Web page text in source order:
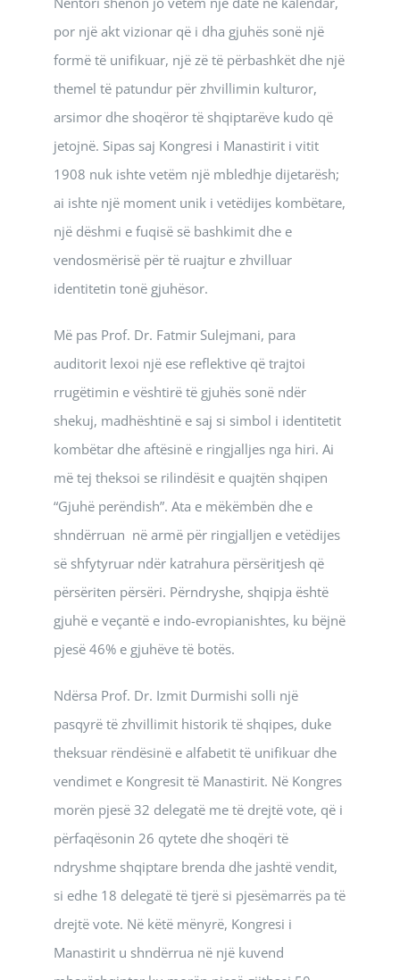
por një akt vizionar që i dha gjuhës sonë një
formë të unifikuar, një zë të përbashkët dhe një
themel të patundur për zhvillimin kulturor,
arsimor dhe shoqëror të shqiptarëve kudo që
jetojnë. Sipas saj Kongresi i Manastirit i vitit
1908 nuk ishte vetëm një mbledhje dijetarësh;
ai ishte një moment unik i vetëdijes kombëtare,
një dëshmi e fuqisë së bashkimit dhe e
vendosmërisë për të ruajtur e zhvilluar
identitetin tonë gjuhësor.
Më pas Prof. Dr. Fatmir Sulejmani, para
auditorit lexoi një ese reflektive që trajtoi
rrugëtimin e vështirë të gjuhës sonë ndër
shekuj, madhështinë e saj si simbol i identitetit
kombëtar dhe aftësinë e ringjalljes nga hiri. Ai
më tej theksoi se rilindësit e quajtën shqipen
“Gjuhë perëndish”. Ata e mëkëmbën dhe e
shndërruan në armë për ringjalljen e vetëdijes
së shfytyruar ndër katrahura përsëritjesh që
përsëriten përsëri. Përndryshe, shqipja është
gjuhë e veçantë e indo-evropianishtes, ku bëjnë
pjesë 46% e gjuhëve të botës.
Ndërsa Prof. Dr. Izmit Durmishi solli një
pasqyrë të zhvillimit historik të shqipes, duke
theksuar rëndësinë e alfabetit të unifikuar dhe
vendimet e Kongresit të Manastirit. Në Kongres
morën pjesë 32 delegatë me të drejtë vote, që i
përfaqësonin 26 qytete dhe shoqëri të
ndryshme shqiptare brenda dhe jashtë vendit,
si edhe 18 delegatë të tjerë si pjesëmarrës pa të
drejtë vote. Në këtë mënyrë, Kongresi i
Manastirit u shndërrua në një kuvend